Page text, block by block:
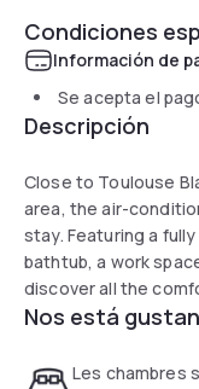
Condiciones
Información de
Se acepta el
Descripción
Close to Toulouse
area, the air-
stay. Featuring a
bathtub, a work
discover all the
star resort.
Take advantage of
Nos está
Les chambres